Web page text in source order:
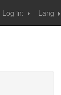
Lang
Log in: